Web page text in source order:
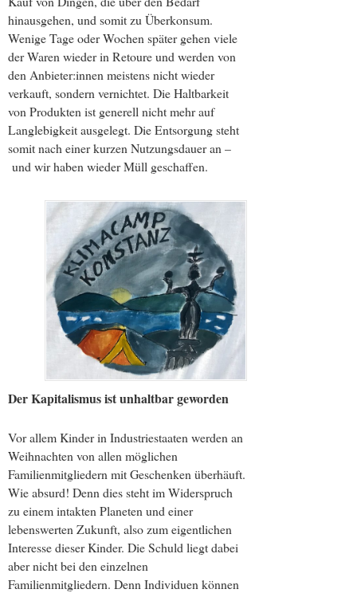
hinausgehen, und somit zu Überkonsum.
Wenige Tage oder Wochen später gehen viele
der Waren wieder in Retoure und werden von
den Anbieter:innen meistens nicht wieder
verkauft, sondern vernichtet. Die Haltbarkeit
von Produkten ist generell nicht mehr auf
Langlebigkeit ausgelegt. Die Entsorgung steht
somit nach einer kurzen Nutzungsdauer an –
und wir haben wieder Müll geschaffen.
Der Kapitalismus ist unhaltbar geworden
Vor allem Kinder in Industriestaaten werden an
Weihnachten von allen möglichen
Familienmitgliedern mit Geschenken überhäuft.
Wie absurd! Denn dies steht im Widerspruch
zu einem intakten Planeten und einer
lebenswerten Zukunft, also zum eigentlichen
Interesse dieser Kinder. Die Schuld liegt dabei
aber nicht bei den einzelnen
Familienmitgliedern. Denn Individuen können